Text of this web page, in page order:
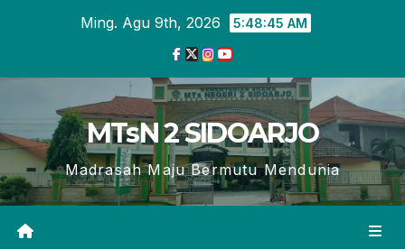
Ming. Agu 9th, 2026 5:48:46 AM
MTsN 2 SIDOARJO
Madrasah Maju Bermutu Mendunia